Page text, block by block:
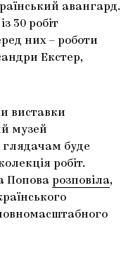
авангард.
30 робіт
них – роботи
Екстер,
виставки
музей
глядачам буде
робіт.
Попова розповіла,